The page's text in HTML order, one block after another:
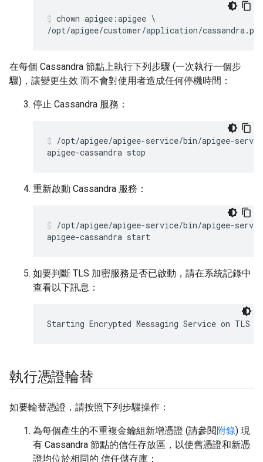
chown apigee:apigee \
/opt/apigee/customer/application/
在每個 Cassandra 節點上執行下列步驟 (一次執行一個步
驟)，讓變更生效 而不會對使用者造成任何停機時間：
停止 Cassandra 服務：
/opt/apigee/apigee-service/bin/apigee-
apigee-cassandra stop
重新啟動 Cassandra 服務：
/opt/apigee/apigee-service/bin/apigee-
apigee-cassandra start
如要判斷 TLS 加密服務是否已啟動，請在系統記錄中
查看以下訊息：
Starting Encrypted Messaging Service on TLS
執行憑證輪替
如要輪替憑證，請按照下列步驟操作：
為每個產生的不重複金鑰組新增憑證 (請參閱附錄) 現
有 Cassandra 節點的信任存放區，以使舊憑證和新憑
證均位於相同的 信任儲存庫：